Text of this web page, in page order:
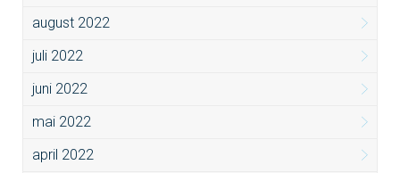
august 2022
juli 2022
juni 2022
mai 2022
april 2022